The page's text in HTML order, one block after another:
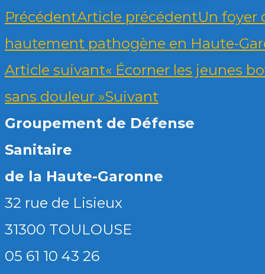
PrécédentArticle précédentUn foyer
hautement pathogène en Haute-
Article suivant« Écorner les jeunes
sans douleur »Suivant
Groupement de Défense
Sanitaire
de la Haute-Garonne
32 rue de Lisieux
31300 TOULOUSE
05 61 10 43 26